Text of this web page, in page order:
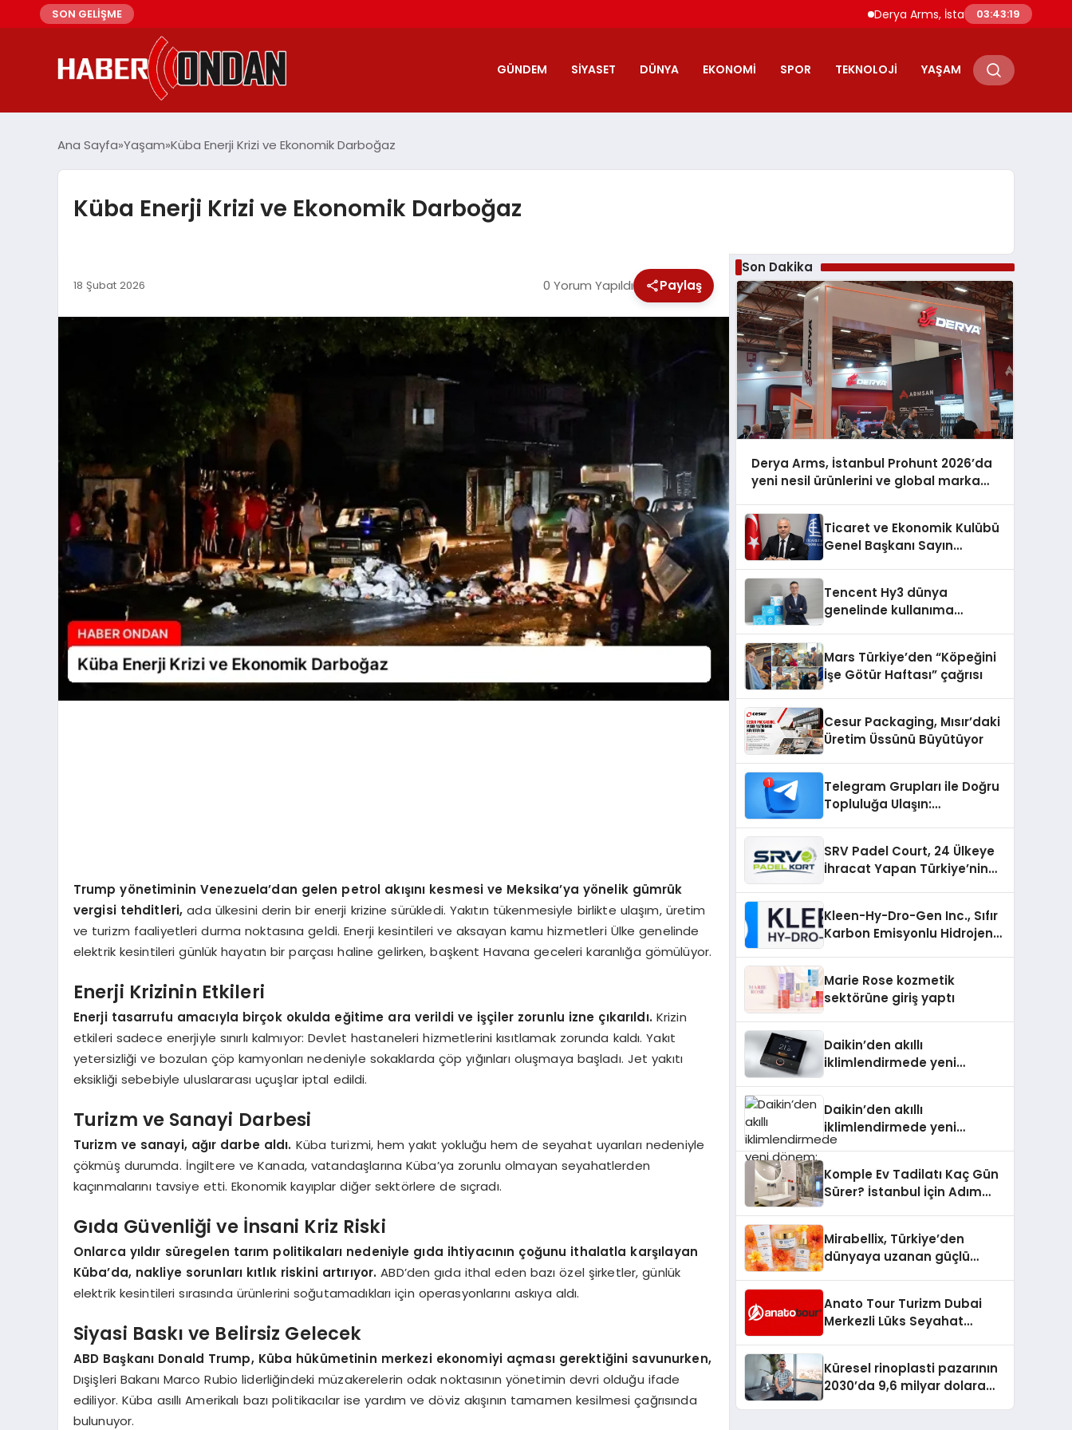
SON GELİŞME Derya Arms, İstanbul Prohunt 2026’da
03:43:20
GÜNDEM SIYASET DÜNYA EKONOMI SPOR TEKNOLOJI YAŞAM
Ana Sayfa Yaşam Küba Enerji Krizi ve Ekonomik Darboğaz
Küba Enerji Krizi ve Ekonomik Darboğaz
18 Şubat 2026 0 Yorum Yapıldı Paylaş
Trump yönetiminin Venezuela’dan gelen petrol akışını kesmesi ve Meksika’ya yönelik gümrük
vergisi tehditleri, ada ülkesini derin bir enerji krizine sürükledi. Yakıtın tükenmesiyle birlikte ulaşım, üretim
ve turizm faaliyetleri durma noktasına geldi. Enerji kesintileri ve aksayan kamu hizmetleri Ülke genelinde
elektrik kesintileri günlük hayatın bir parçası haline gelirken, başkent Havana geceleri karanlığa gömülüyor.
Enerji Krizinin Etkileri
Enerji tasarrufu amacıyla birçok okulda eğitime ara verildi ve işçiler zorunlu izne çıkarıldı. Krizin
etkileri sadece enerjiyle sınırlı kalmıyor: Devlet hastaneleri hizmetlerini kısıtlamak zorunda kaldı. Yakıt
yetersizliği ve bozulan çöp kamyonları nedeniyle sokaklarda çöp yığınları oluşmaya başladı. Jet yakıtı
eksikliği sebebiyle uluslararası uçuşlar iptal edildi.
Turizm ve Sanayi Darbesi
Turizm ve sanayi, ağır darbe aldı. Küba turizmi, hem yakıt yokluğu hem de seyahat uyarıları nedeniyle
çökmüş durumda. İngiltere ve Kanada, vatandaşlarına Küba’ya zorunlu olmayan seyahatlerden
kaçınmalarını tavsiye etti. Ekonomik kayıplar diğer sektörlere de sıçradı.
Gıda Güvenliği ve İnsani Kriz Riski
Onlarca yıldır süregelen tarım politikaları nedeniyle gıda ihtiyacının çoğunu ithalatla karşılayan
Küba’da, nakliye sorunları kıtlık riskini artırıyor. ABD’den gıda ithal eden bazı özel şirketler, günlük
elektrik kesintileri sırasında ürünlerini soğutamadıkları için operasyonlarını askıya aldı.
Siyasi Baskı ve Belirsiz Gelecek
ABD Başkanı Donald Trump, Küba hükümetinin merkezi ekonomiyi açması gerektiğini savunurken,
Dışişleri Bakanı Marco Rubio liderliğindeki müzakerelerin odak noktasının yönetimin devri olduğu ifade
ediliyor. Küba asıllı Amerikalı bazı politikacılar ise yardım ve döviz akışının tamamen kesilmesi çağrısında
bulunuyor.
Son Dakika
Derya Arms, İstanbul Prohunt 2026’da
yeni nesil ürünlerini ve global marka
Ticaret ve Ekonomik Kulübü
Genel Başkanı Sayın
şunları kaydetti:
Tencent Hy3 dünya
genelinde kullanıma
Mars Türkiye’den “Köpeğini
İşe Götür Haftası” çağrısı
Cesur Packaging, Mısır’daki
Üretim Üssünü Büyütüyor
Telegram Grupları ile Doğru
Topluluğa Ulaşın:
SRV Padel Court, 24 Ülkeye
İhracat Yapan Türkiye’nin
Kleen-Hy-Dro-Gen Inc., Sıfır
Karbon Emisyonlu Hidrojen
Aldı
Marie Rose kozmetik
sektörüne giriş yaptı
Daikin’den akıllı
iklimlendirmede yeni
Daikin’den akıllı
iklimlendirmede yeni
dönem: Madoka Plus
Komple Ev Tadilatı Kaç Gün
Sürer? İstanbul İçin Adım
Mirabellix, Türkiye’den
dünyaya uzanan güçlü
Anato Tour Turizm Dubai
Merkezli Lüks Seyahat
Küresel rinoplasti pazarının
2030’da 9,6 milyar dolara